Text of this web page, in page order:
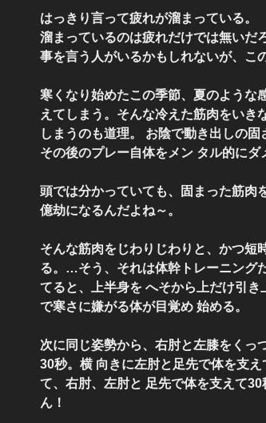
はっきり言って疲れが溜まっている。
溜まっているのは疲れだけでは無いだ
事を言う人がいるかもしれないが、こ
寒くなり始めたこの季節、夏のような
えてしまう。そんな冷えた筋肉をいき
しまうのも道理。 お陰で動き出しの固
その後のプレー自体をメン タル的にダ
頭では分かっていても、固まった筋肉
億劫になるんだよね～。
そんな筋肉をじわりじわりと、かつ短
る。…そう、それは体幹トレーニン
てると、上半身を へそから上だけ引
で寒さに嫌がる体が目覚め 始める。
次に同じ姿勢から、右肘と左膝をくっ
30秒。横 向きに左肘と足先で体を支
て、右肘、左肘と 足先で体を支えて
ん！